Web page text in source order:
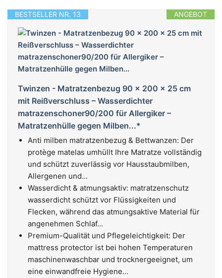
ANGEBOT
BESTSELLER NR. 13
Twinzen - Matratzenbezug 90 x 200 x 25 cm
mit Reißverschluss – Wasserdichter
matrazenschoner90/200 für Allergiker –
Matratzenhülle gegen Milben...*
Anti milben matratzenbezug & Bettwanzen: Der
protège matelas umhüllt Ihre Matratze vollständig
und schützt zuverlässig vor Hausstaubmilben,
Allergenen und...
Wasserdicht & atmungsaktiv: matratzenschutz
wasserdicht schützt vor Flüssigkeiten und
Flecken, während das atmungsaktive Material für
angenehmen Schlaf...
Premium-Qualität und Pflegeleichtigkeit: Der
mattress protector ist bei hohen Temperaturen
maschinenwaschbar und trocknergeeignet, um
eine einwandfreie Hygiene...